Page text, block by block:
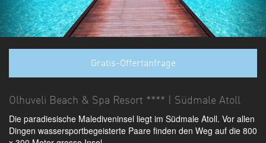
Gratis-Offertanfrage
Olhuveli Beach & Spa Resort **** | Südmale Atoll
Die paradiesische Malediveninsel liegt im Südmale Atoll. Vor allen
Dingen wassersportbegeisterte Paare finden den Weg auf die 800